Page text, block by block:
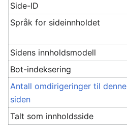
Side-ID
Språk for sideinnholdet
Sidens innholdsmodell
Bot-indeksering
Antall omdirigeringer til denne
siden
Talt som innholdsside